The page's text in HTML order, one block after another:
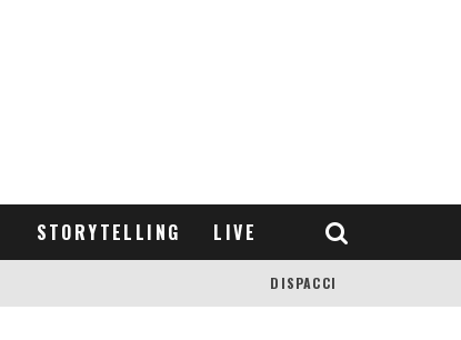
STORYTELLING LIVE
DISPACCI